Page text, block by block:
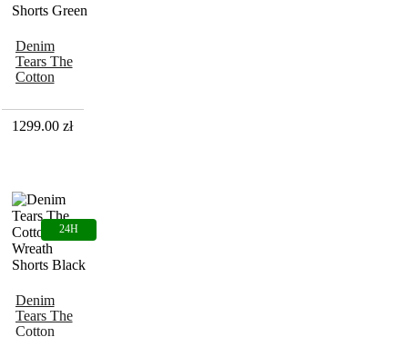
Denim
Tears The
Cotton
Shorts
Green
1299.00 zł
Denim
Tears The
Cotton